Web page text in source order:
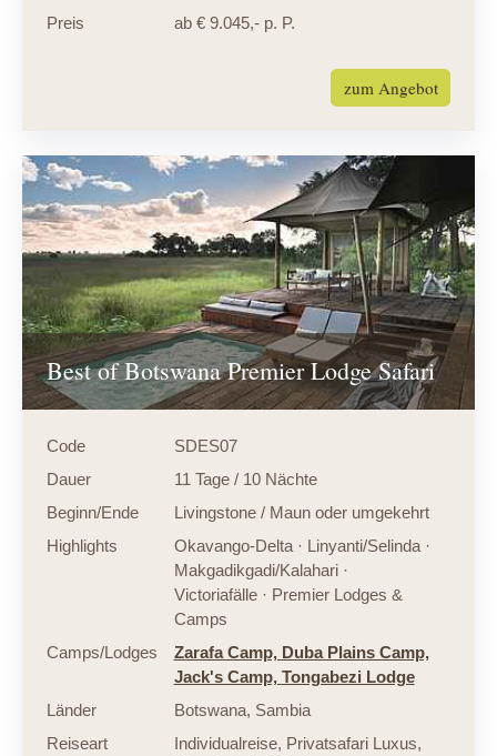
Preis
ab € 9.045,- p. P.
zum Angebot
Best of Botswana Premier Lodge Safari
Code
SDES07
Dauer
11 Tage / 10 Nächte
Beginn/Ende
Livingstone / Maun oder umgekehrt
Highlights
Okavango-Delta · Linyanti/Selinda ·
Makgadikgadi/Kalahari ·
Victoriafälle · Premier Lodges &
Camps
Camps/Lodges
Zarafa Camp, Duba Plains Camp,
Jack's Camp, Tongabezi Lodge
Länder
Botswana, Sambia
Reiseart
Individualreise, Privatsafari Luxus,